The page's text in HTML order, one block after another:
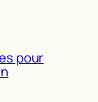
pour